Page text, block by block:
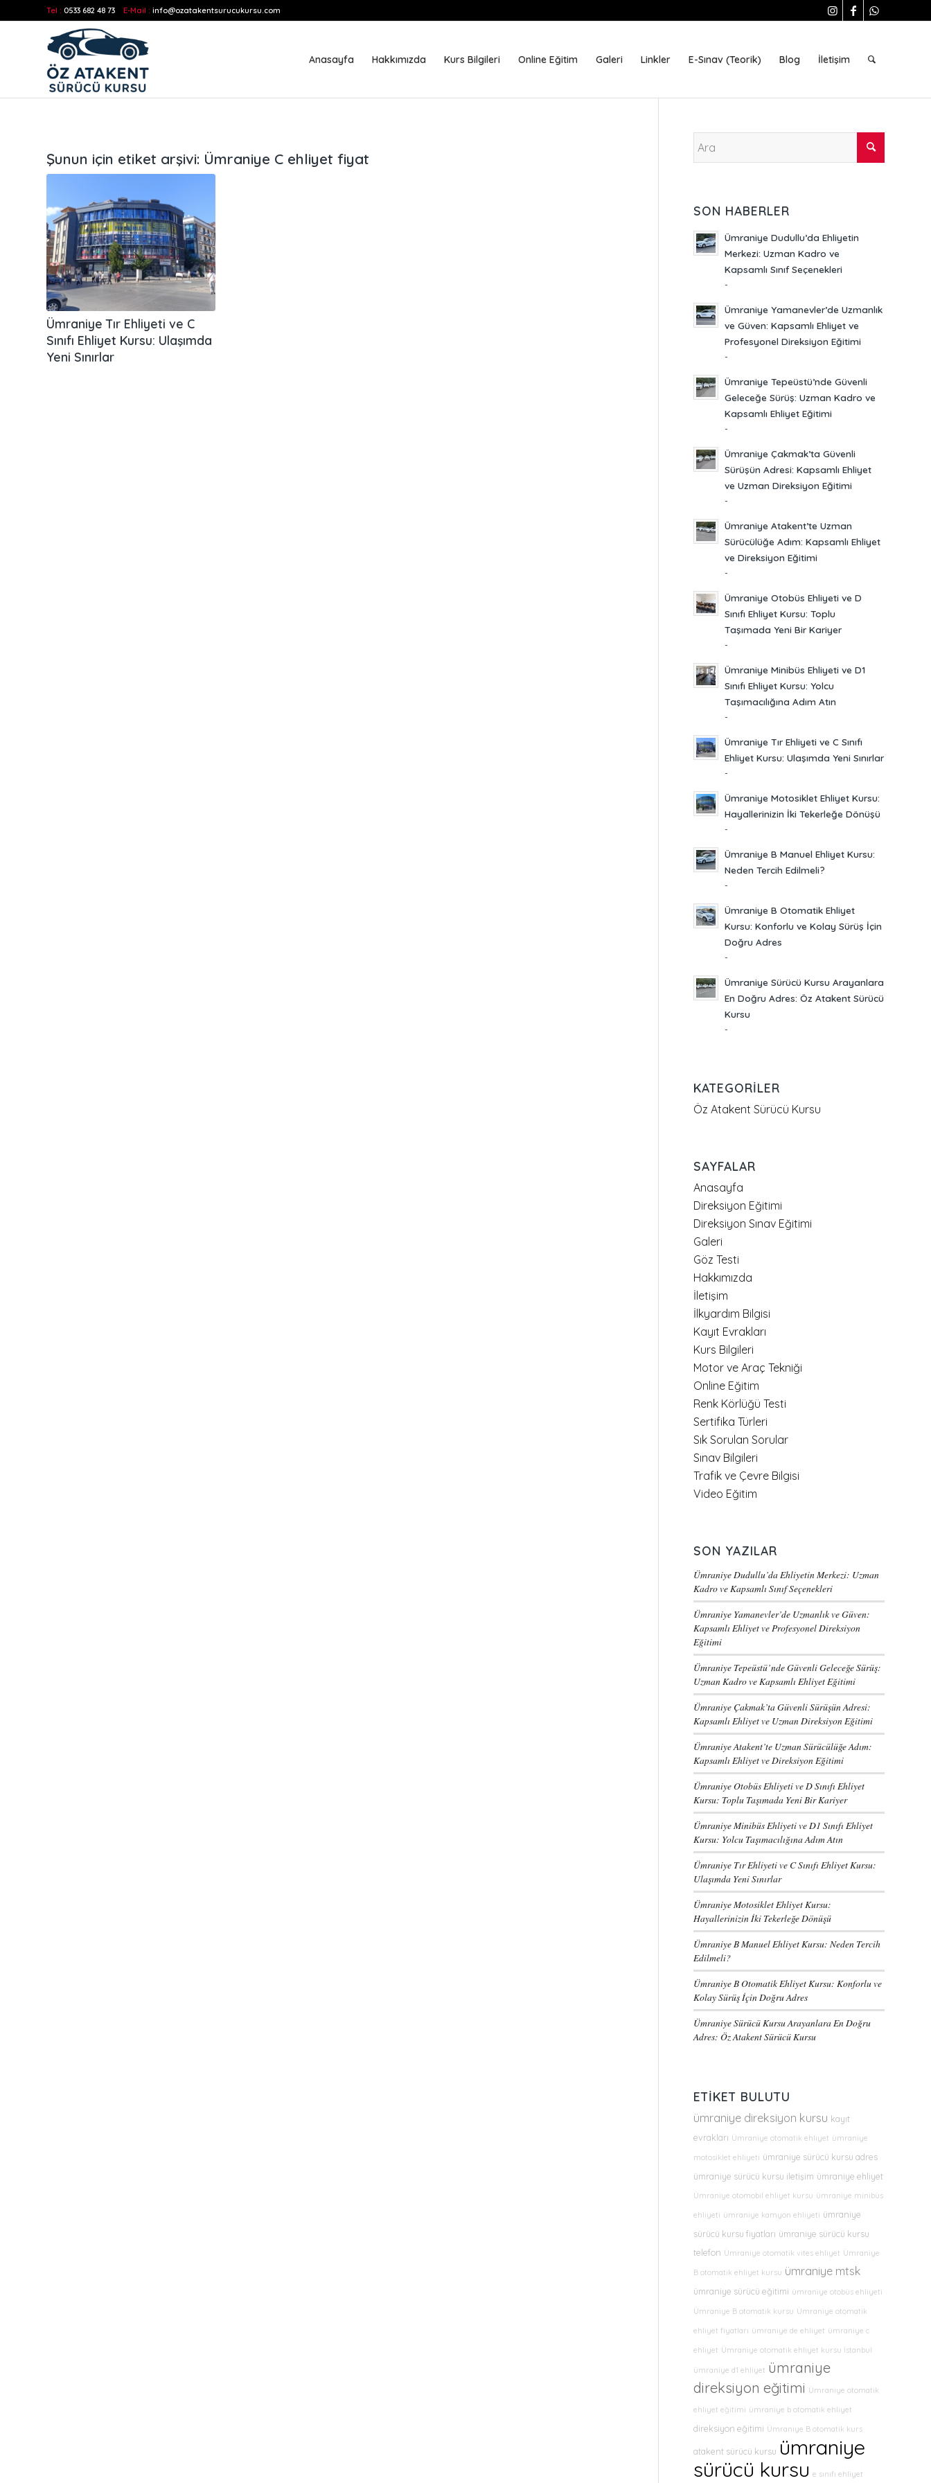
Tel : 0533 682 48 73 E-Mail : info@ozatakentsurucukursu.com
Anasayfa Hakkımızda Kurs Bilgileri Online Eğitim Galeri Linkler E-Sınav (Teorik) Blog İletişim
Şunun için etiket arşivi: Ümraniye C ehliyet fiyat
Ümraniye Tır Ehliyeti ve C
Sınıfı Ehliyet Kursu: Ulaşımda
Yeni Sınırlar
SON HABERLER
Ümraniye Dudullu’da Ehliyetin
Merkezi: Uzman Kadro ve
Kapsamlı Sınıf Seçenekleri
-
Ümraniye Yamanevler’de Uzmanlık
ve Güven: Kapsamlı Ehliyet ve
Profesyonel Direksiyon Eğitimi
-
Ümraniye Tepeüstü’nde Güvenli
Geleceğe Sürüş: Uzman Kadro ve
Kapsamlı Ehliyet Eğitimi
-
Ümraniye Çakmak’ta Güvenli
Sürüşün Adresi: Kapsamlı Ehliyet
ve Uzman Direksiyon Eğitimi
-
Ümraniye Atakent’te Uzman
Sürücülüğe Adım: Kapsamlı Ehliyet
ve Direksiyon Eğitimi
-
Ümraniye Otobüs Ehliyeti ve D
Sınıfı Ehliyet Kursu: Toplu
Taşımada Yeni Bir Kariyer
-
Ümraniye Minibüs Ehliyeti ve D1
Sınıfı Ehliyet Kursu: Yolcu
Taşımacılığına Adım Atın
-
Ümraniye Tır Ehliyeti ve C Sınıfı
Ehliyet Kursu: Ulaşımda Yeni Sınırlar
-
Ümraniye Motosiklet Ehliyet Kursu:
Hayallerinizin İki Tekerleğe Dönüşü
-
Ümraniye B Manuel Ehliyet Kursu:
Neden Tercih Edilmeli?
-
Ümraniye B Otomatik Ehliyet
Kursu: Konforlu ve Kolay Sürüş İçin
Doğru Adres
-
Ümraniye Sürücü Kursu Arayanlara
En Doğru Adres: Öz Atakent Sürücü
Kursu
-
KATEGORILER
Öz Atakent Sürücü Kursu
SAYFALAR
Anasayfa
Direksiyon Eğitimi
Direksiyon Sınav Eğitimi
Galeri
Göz Testi
Hakkımızda
İletişim
İlkyardım Bilgisi
Kayıt Evrakları
Kurs Bilgileri
Motor ve Araç Tekniği
Online Eğitim
Renk Körlüğü Testi
Sertifika Türleri
Sık Sorulan Sorular
Sınav Bilgileri
Trafik ve Çevre Bilgisi
Video Eğitim
SON YAZILAR
Ümraniye Dudullu’da Ehliyetin Merkezi: Uzman
Kadro ve Kapsamlı Sınıf Seçenekleri
Ümraniye Yamanevler’de Uzmanlık ve Güven:
Kapsamlı Ehliyet ve Profesyonel Direksiyon
Eğitimi
Ümraniye Tepeüstü’nde Güvenli Geleceğe Sürüş:
Uzman Kadro ve Kapsamlı Ehliyet Eğitimi
Ümraniye Çakmak’ta Güvenli Sürüşün Adresi:
Kapsamlı Ehliyet ve Uzman Direksiyon Eğitimi
Ümraniye Atakent’te Uzman Sürücülüğe Adım:
Kapsamlı Ehliyet ve Direksiyon Eğitimi
Ümraniye Otobüs Ehliyeti ve D Sınıfı Ehliyet
Kursu: Toplu Taşımada Yeni Bir Kariyer
Ümraniye Minibüs Ehliyeti ve D1 Sınıfı Ehliyet
Kursu: Yolcu Taşımacılığına Adım Atın
Ümraniye Tır Ehliyeti ve C Sınıfı Ehliyet Kursu:
Ulaşımda Yeni Sınırlar
Ümraniye Motosiklet Ehliyet Kursu:
Hayallerinizin İki Tekerleğe Dönüşü
Ümraniye B Manuel Ehliyet Kursu: Neden Tercih
Edilmeli?
Ümraniye B Otomatik Ehliyet Kursu: Konforlu ve
Kolay Sürüş İçin Doğru Adres
Ümraniye Sürücü Kursu Arayanlara En Doğru
Adres: Öz Atakent Sürücü Kursu
ETIKET BULUTU
ümraniye direksiyon kursu kayıt
evrakları Ümraniye otomatik ehliyet ümraniye
motosiklet ehliyeti ümraniye sürücü kursu adres
ümraniye sürücü kursu iletişim ümraniye ehliyet
Ümraniye otomobil ehliyet kursu ümraniye minibüs
ehliyeti ümraniye kamyon ehliyeti ümraniye
sürücü kursu fiyatları ümraniye sürücü kursu
telefon Ümraniye otomatik vites ehliyet Ümraniye
B otomatik ehliyet kursu ümraniye mtsk
ümraniye sürücü eğitimi ümraniye otobüs ehliyeti
Ümraniye B otomatik kursu Ümraniye otomatik
ehliyet fiyatları ümraniye de ehliyet ümraniye c
ehliyet Ümraniye otomatik ehliyet kursu İstanbul
ümraniye d1 ehliyet ümraniye
direksiyon eğitimi Ümraniye otomatik
ehliyet eğitimi ümraniye b otomatik ehliyet
direksiyon eğitimi Ümraniye B otomatik kurs
atakent sürücü kursu ümraniye
sürücü kursu e sınıfı ehliyet